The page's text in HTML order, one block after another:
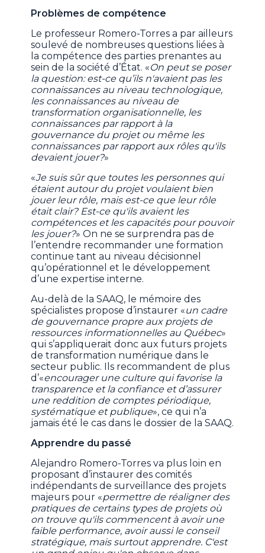
Problèmes de compétence
Le professeur Romero-Torres a par ailleurs
soulevé de nombreuses questions liées à
la compétence des parties prenantes au
sein de la société d’État. «On peut se poser
la question: est-ce qu’ils n'avaient pas les
connaissances au niveau technologique,
les connaissances au niveau de
transformation organisationnelle, les
connaissances par rapport à la
gouvernance du projet ou même les
connaissances par rapport aux rôles qu'ils
devaient jouer?»
«Je suis sûr que toutes les personnes qui
étaient autour du projet voulaient bien
jouer leur rôle, mais est-ce que leur rôle
était clair? Est-ce qu'ils avaient les
compétences et les capacités pour pouvoir
les jouer?» On ne se surprendra pas de
l’entendre recommander une formation
continue tant au niveau décisionnel
qu’opérationnel et le développement
d’une expertise interne.
Au-delà de la SAAQ, le mémoire des
spécialistes propose d’instaurer «un cadre
de gouvernance propre aux projets de
ressources informationnelles au Québec»
qui s’appliquerait donc aux futurs projets
de transformation numérique dans le
secteur public. Ils recommandent de plus
d’«encourager une culture qui favorise la
transparence et la confiance et d’assurer
une reddition de comptes périodique,
systématique et publique», ce qui n’a
jamais été le cas dans le dossier de la SAAQ.
Apprendre du passé
Alejandro Romero-Torres va plus loin en
proposant d’instaurer des comités
indépendants de surveillance des projets
majeurs pour «permettre de réaligner des
pratiques de certains types de projets où
on trouve qu'ils commencent à avoir une
faible performance, avoir aussi le conseil
stratégique, mais surtout apprendre. C'est